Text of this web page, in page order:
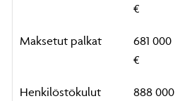
€
Maksetut palkat
681 000
€
Henkilöstökulut 888 000